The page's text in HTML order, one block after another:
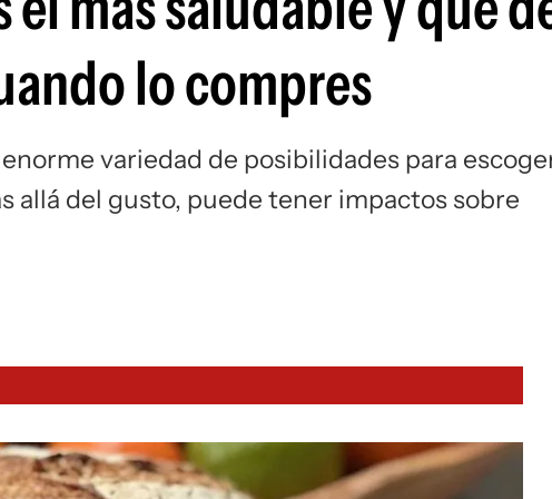
lo compres
variedad de posibilidades para
allá del gusto, puede tener impactos sobre